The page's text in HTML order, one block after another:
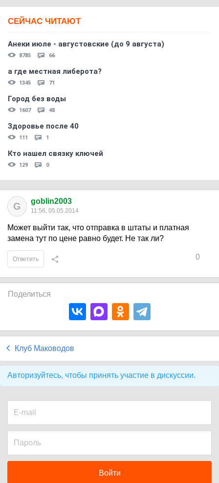
СЕЙЧАС ЧИТАЮТ
Анеки июле - августовские (до 9 августа)
8785 66
а где местная либерота?
1345 71
Город без воды
1607 48
Здоровье после 40
111 1
Кто нашел связку ключей
129 0
G goblin2003
11:56, 05.05.2014
Может выйти так, что отправка в штаты и платная
замена тут по цене равно будет. Не так ли?
0
Ответить
Поделиться
Клуб Маководов
Авторизуйтесь, чтобы принять участие в дискуссии.
Войти